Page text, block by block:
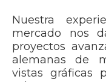
Nuestra
mercado nos
proyectos
alemanas de
vistas gráficas